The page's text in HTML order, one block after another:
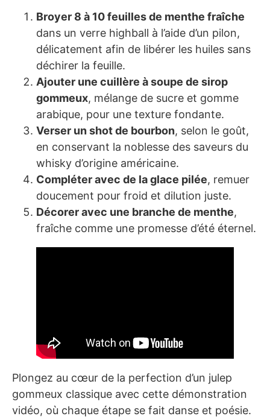
Broyer 8 à 10 feuilles de menthe fraîche
dans un verre highball à l’aide d’un pilon,
délicatement afin de libérer les huiles sans
déchirer la feuille.
Ajouter une cuillère à soupe de sirop
gommeux, mélange de sucre et gomme
arabique, pour une texture fondante.
Verser un shot de bourbon, selon le goût,
en conservant la noblesse des saveurs du
whisky d’origine américaine.
Compléter avec de la glace pilée, remuer
doucement pour froid et dilution juste.
Décorer avec une branche de menthe,
fraîche comme une promesse d’été éternel.
Plongez au cœur de la perfection d’un julep
gommeux classique avec cette démonstration
vidéo, où chaque étape se fait danse et poésie.